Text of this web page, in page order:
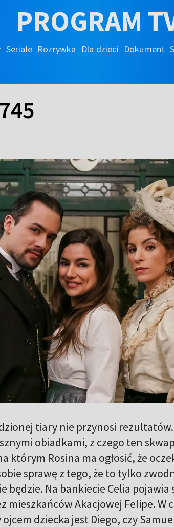
PROGRAM
Seriale Rozrywka Dla dzieci Dokument
tiary nie przynosi
obiadkami, z czego ten
którym Rosina ma ogłosić, że
sprawę z tego, że to tylko
będzie. Na bankiecie Celia pojawia
mieszkańców Akacjowej Felipe. W
dziecka jest Diego, czy